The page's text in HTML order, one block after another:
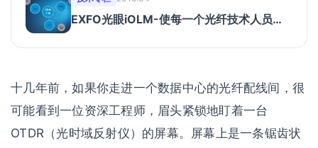
EXFO光眼iOLM-使每一个光纤技术人员成
十几年前，如果你走进一个数据中心的光纤配线间，很
可能看到一位资深工程师，眉头紧锁地盯着一台
OTDR（光时域反射仪）的屏幕。屏幕上是一条锯齿状